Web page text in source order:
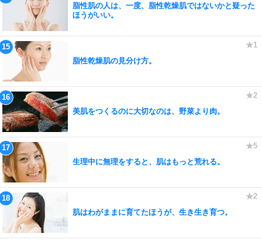
脂性肌の人は、一度、脂性乾燥肌ではないかと疑った
ほうがいい。
脂性乾燥肌の見分け方。
美肌をつくるのに大切なのは、野菜より肉。
生理中に無理をすると、肌はもっと荒れる。
肌はわがままに育てたほうが、生き生き育つ。